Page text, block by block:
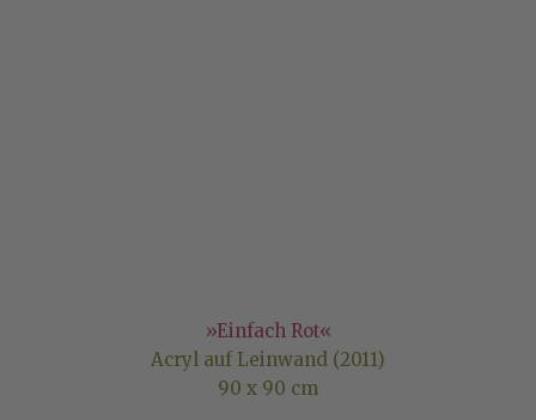
»Einfach Rot«
Acryl auf Leinwand (2011)
90 x 90 cm